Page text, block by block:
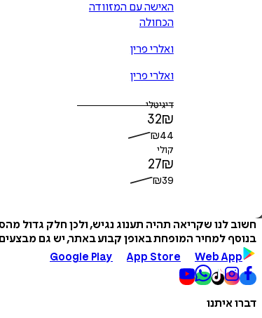
האישה עם המזוודה
הכחולה
ואלרי פרין
ואלרי פרין
דיגיטלי
32₪
₪44
קולי
27₪
₪39
חשוב לנו שקריאה תהיה תענוג נגיש, ולכן חלק גדול
בנוסף למחיר המופחת באופן קבוע באתר, יש גם
Google Play
App Store Web App
דברו איתנו